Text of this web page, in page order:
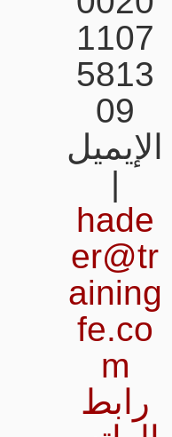
1107
5813
09
الإيميل
|
hade
er@tr
aining
fe.co
m
رابط